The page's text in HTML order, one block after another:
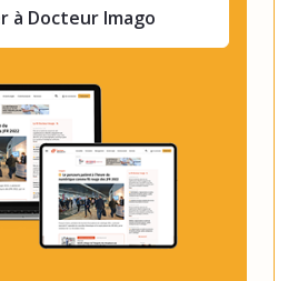
à Docteur Imago